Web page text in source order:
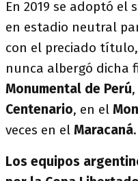
En 2019 se adoptó el
en estadio neutral
con el preciado
nunca albergó dicha
Monumental de Perú
Centenario​, en el
veces en el Maracaná​.
Los equipos